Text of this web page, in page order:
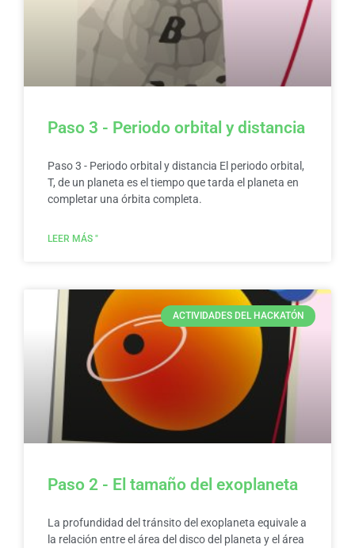
Paso 3 - Periodo orbital y distancia
Paso 3 - Periodo orbital y distancia El periodo orbital,
T, de un planeta es el tiempo que tarda el planeta en
completar una órbita completa.
LEER MÁS "
ACTIVIDADES DEL HACKATÓN
Paso 2 - El tamaño del exoplaneta
La profundidad del tránsito del exoplaneta equivale a
la relación entre el área del disco del planeta y el área